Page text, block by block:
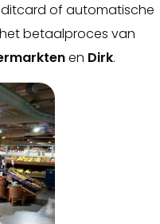
of automatische
betaalproces van
en Dirk.